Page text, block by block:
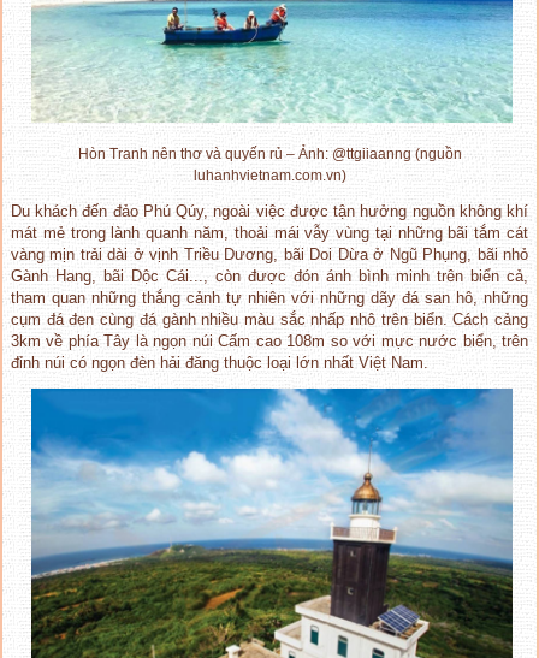
Hòn Tranh nên thơ và quyến rủ – Ảnh: @ttgiiaanng (nguồn
luhanhvietnam.com.vn)
Du khách đến đảo Phú Qúy, ngoài việc được tận hưởng nguồn không khí
mát mẻ trong lành quanh năm, thoải mái vẫy vùng tại những bãi tắm cát
vàng mịn trải dài ở vịnh Triều Dương, bãi Doi Dừa ở Ngũ Phụng, bãi nhỏ
Gành Hang, bãi Dộc Cái..., còn được đón ánh bình minh trên biển cả,
tham quan những thắng cảnh tự nhiên với những dãy đá san hô, những
cụm đá đen cùng đá gành nhiều màu sắc nhấp nhô trên biển. Cách cảng
3km về phía Tây là ngọn núi Cấm cao 108m so với mực nước biển, trên
đỉnh núi có ngọn đèn hải đăng thuộc loại lớn nhất Việt Nam.